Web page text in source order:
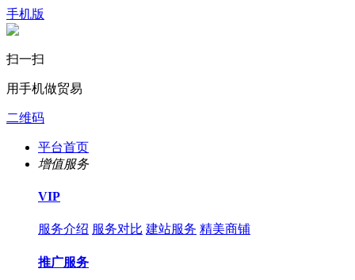
手机版
扫一扫
用手机做贸易
二维码
平台首页
增值服务
VIP
服务介绍 服务对比 建站服务 精美商铺
推广服务